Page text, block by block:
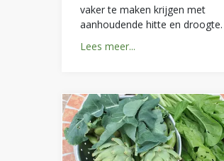
vaker te maken krijgen met
aanhoudende hitte en droogte.
Lees meer...